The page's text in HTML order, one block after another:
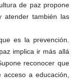
de paz propone
atender también las
es la prevención.
implica ir más allá
reconocer que
a educación,